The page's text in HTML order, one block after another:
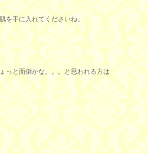
を手に入れてくださいね。
っと面倒かな。。。と思われる方は